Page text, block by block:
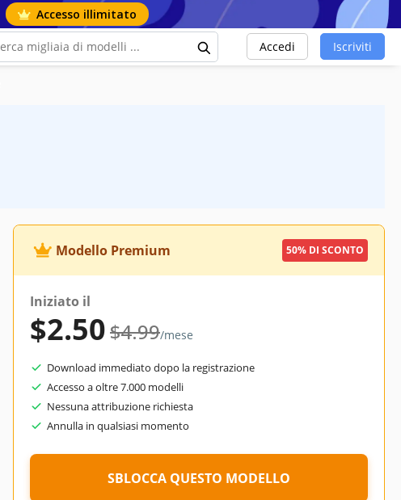
Accesso illimitato
Accedi Iscriviti
Modello Premium 50% DI SCONTO
Iniziato il
$2.50$4.99/mese
Download immediato dopo la registrazione
Accesso a oltre 7.000 modelli
Nessuna attribuzione richiesta
Annulla in qualsiasi momento
SBLOCCA QUESTO MODELLO